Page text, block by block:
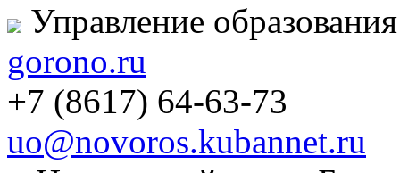
Управление
gorono.ru
+7 (8617) 64-63-73
uo@novoros.kubannet.ru